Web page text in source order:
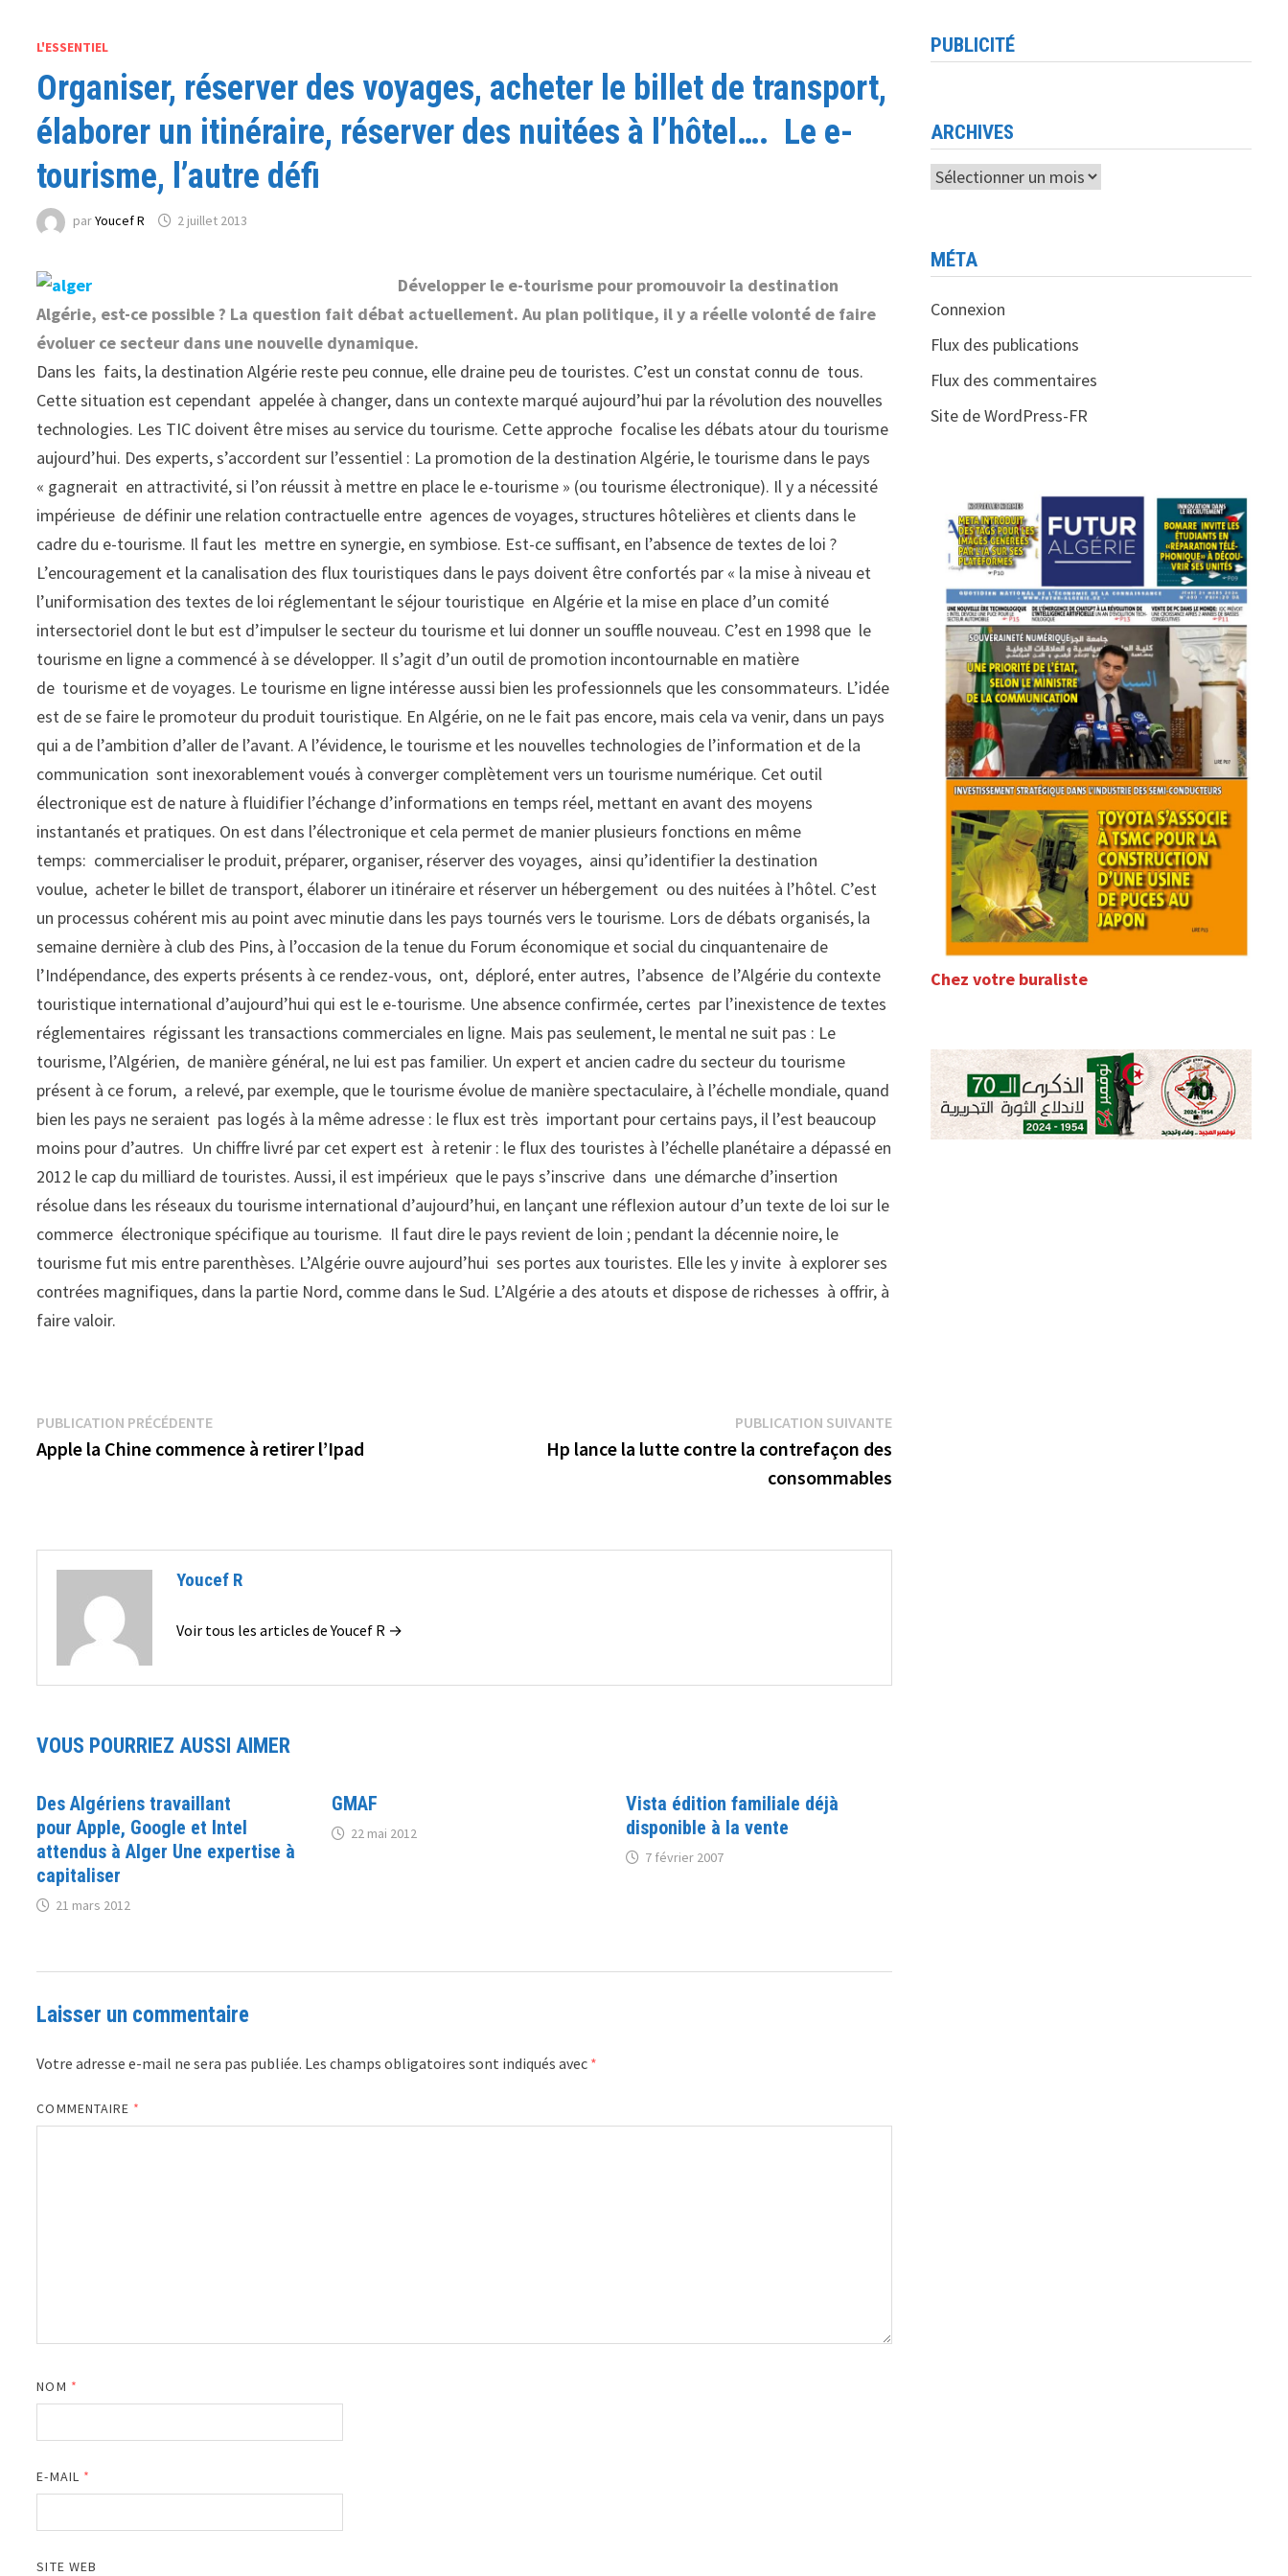
L'ESSENTIEL
Organiser, réserver des voyages, acheter le billet de transport,
élaborer un itinéraire, réserver des nuitées à l’hôtel…. Le e-
tourisme, l’autre défi
parYoucef R 2 juillet 2013
Développer le e-tourisme pour promouvoir la destination
Algérie, est-ce possible ? La question fait débat actuellement. Au plan politique, il y a réelle volonté de faire
évoluer ce secteur dans une nouvelle dynamique.
Dans les faits, la destination Algérie reste peu connue, elle draine peu de touristes. C’est un constat connu de tous.
Cette situation est cependant appelée à changer, dans un contexte marqué aujourd’hui par la révolution des nouvelles
technologies. Les TIC doivent être mises au service du tourisme. Cette approche focalise les débats atour du tourisme
aujourd’hui. Des experts, s’accordent sur l’essentiel : La promotion de la destination Algérie, le tourisme dans le pays
« gagnerait en attractivité, si l’on réussit à mettre en place le e-tourisme » (ou tourisme électronique). Il y a nécessité
impérieuse de définir une relation contractuelle entre agences de voyages, structures hôtelières et clients dans le
cadre du e-tourisme. Il faut les mettre en synergie, en symbiose. Est-ce suffisant, en l’absence de textes de loi ?
L’encouragement et la canalisation des flux touristiques dans le pays doivent être confortés par « la mise à niveau et
l’uniformisation des textes de loi réglementant le séjour touristique en Algérie et la mise en place d’un comité
intersectoriel dont le but est d’impulser le secteur du tourisme et lui donner un souffle nouveau. C’est en 1998 que le
tourisme en ligne a commencé à se développer. Il s’agit d’un outil de promotion incontournable en matière
de tourisme et de voyages. Le tourisme en ligne intéresse aussi bien les professionnels que les consommateurs. L’idée
est de se faire le promoteur du produit touristique. En Algérie, on ne le fait pas encore, mais cela va venir, dans un pays
qui a de l’ambition d’aller de l’avant. A l’évidence, le tourisme et les nouvelles technologies de l’information et de la
communication sont inexorablement voués à converger complètement vers un tourisme numérique. Cet outil
électronique est de nature à fluidifier l’échange d’informations en temps réel, mettant en avant des moyens
instantanés et pratiques. On est dans l’électronique et cela permet de manier plusieurs fonctions en même
temps: commercialiser le produit, préparer, organiser, réserver des voyages, ainsi qu’identifier la destination
voulue, acheter le billet de transport, élaborer un itinéraire et réserver un hébergement ou des nuitées à l’hôtel. C’est
un processus cohérent mis au point avec minutie dans les pays tournés vers le tourisme. Lors de débats organisés, la
semaine dernière à club des Pins, à l’occasion de la tenue du Forum économique et social du cinquantenaire de
l’Indépendance, des experts présents à ce rendez-vous, ont, déploré, enter autres, l’absence de l’Algérie du contexte
touristique international d’aujourd’hui qui est le e-tourisme. Une absence confirmée, certes par l’inexistence de textes
réglementaires régissant les transactions commerciales en ligne. Mais pas seulement, le mental ne suit pas : Le
tourisme, l’Algérien, de manière général, ne lui est pas familier. Un expert et ancien cadre du secteur du tourisme
présent à ce forum, a relevé, par exemple, que le tourisme évolue de manière spectaculaire, à l’échelle mondiale, quand
bien les pays ne seraient pas logés à la même adresse : le flux est très important pour certains pays, il l’est beaucoup
moins pour d’autres. Un chiffre livré par cet expert est à retenir : le flux des touristes à l’échelle planétaire a dépassé en
2012 le cap du milliard de touristes. Aussi, il est impérieux que le pays s’inscrive dans une démarche d’insertion
résolue dans les réseaux du tourisme international d’aujourd’hui, en lançant une réflexion autour d’un texte de loi sur le
commerce électronique spécifique au tourisme. Il faut dire le pays revient de loin ; pendant la décennie noire, le
tourisme fut mis entre parenthèses. L’Algérie ouvre aujourd’hui ses portes aux touristes. Elle les y invite à explorer ses
contrées magnifiques, dans la partie Nord, comme dans le Sud. L’Algérie a des atouts et dispose de richesses à offrir, à
faire valoir.
Navigation
de
PUBLICATION PRÉCÉDENTEPublication
précédente :
Apple la Chine commence à retirer l’Ipad
PUBLICATION SUIVANTEPublication
suivante :
Hp lance la lutte contre la contrefaçon des
consommables
Youcef R
Voir tous les articles de Youcef R →
VOUS POURRIEZ AUSSI AIMER
Des Algériens travaillant
pour Apple, Google et Intel
attendus à Alger Une expertise à
capitaliser
21 mars 2012
GMAF
22 mai 2012
Vista édition familiale déjà
disponible à la vente
7 février 2007
Laisser un commentaire
Votre adresse e-mail ne sera pas publiée. Les champs obligatoires sont indiqués avec *
COMMENTAIRE *
NOM *
E-MAIL *
SITE WEB
PUBLICITÉ
ARCHIVES
Archives
MÉTA
Connexion
Flux des publications
Flux des commentaires
Site de WordPress-FR
Chez votre buraliste